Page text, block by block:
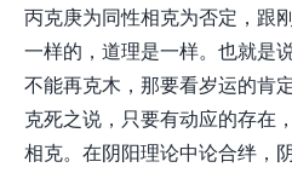
丙克庚为同性相克为否定，跟
一样的，道理是一样。也就是
不能再克木，那要看岁运的肯
克死之说，只要有动应的存在
相克。在阴阳理论中论合绊，